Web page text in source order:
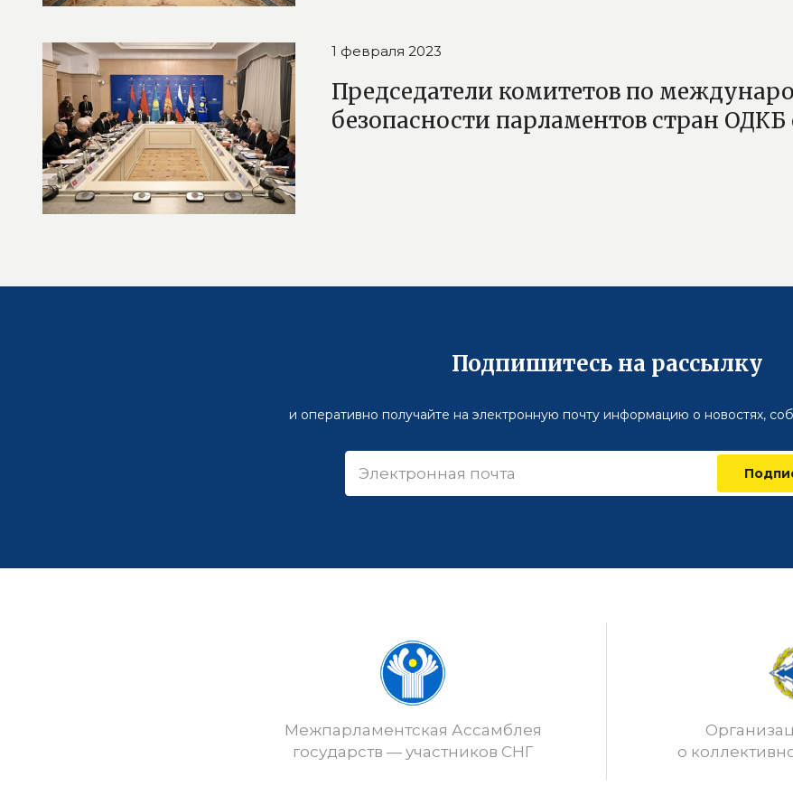
1 февраля 2023
Председатели комитетов по
безопасности парламентов стран
Подпишитесь на рассылку
и оперативно получайте на электронную почту информацию о новостях,
Межпарламентская Ассамблея
государств — участников СНГ
о